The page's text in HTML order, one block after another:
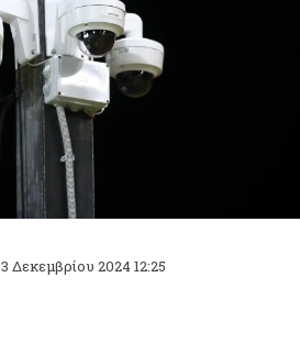
3 Δεκεμβρίου 2024 12:25